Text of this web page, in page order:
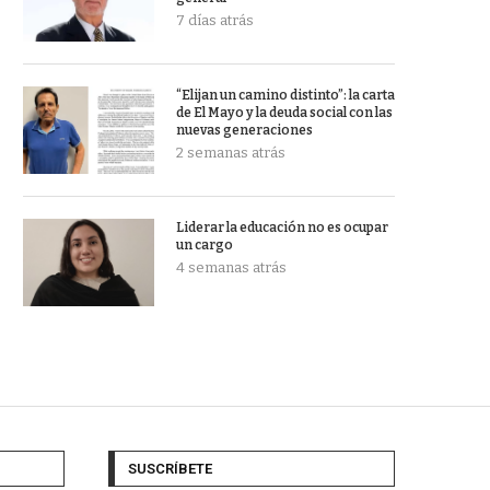
7 días atrás
“Elijan un camino distinto”: la carta
de El Mayo y la deuda social con las
nuevas generaciones
2 semanas atrás
Liderar la educación no es ocupar
un cargo
4 semanas atrás
SUSCRÍBETE